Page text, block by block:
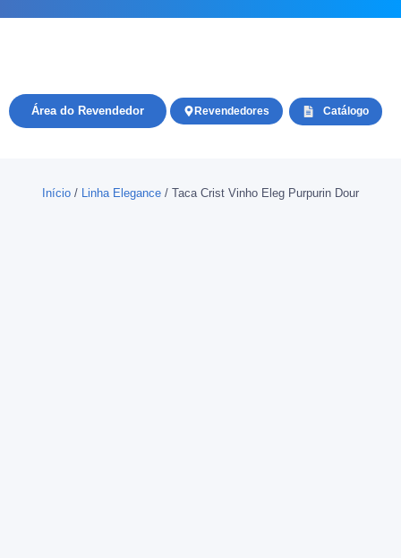
Catálogo
Revendedores
Área do Revendedor
Início / Linha Elegance / Taca Crist Vinho Eleg Purpurin Dour